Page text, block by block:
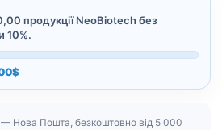
продукції NeoBiotech без
10%.
— Нова Пошта, безкоштовно від 5 000